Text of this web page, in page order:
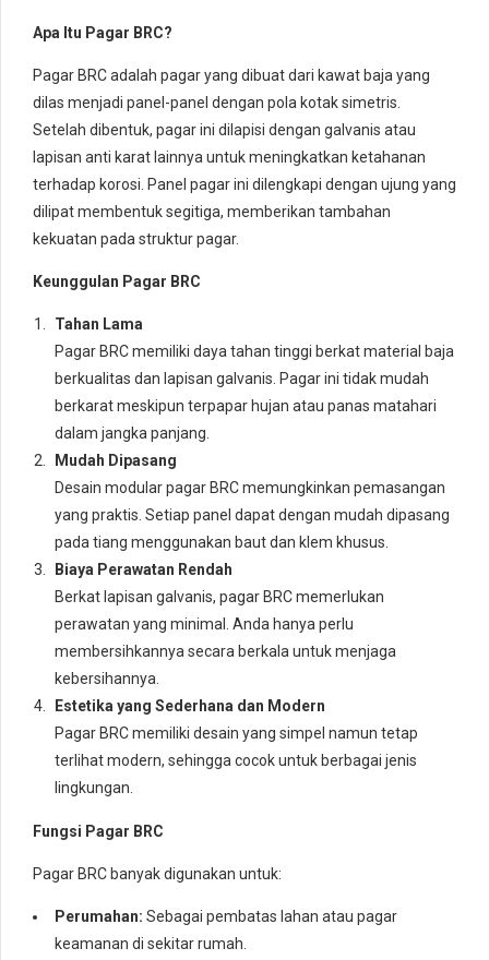
Apa Itu Pagar BRC?
Pagar BRC adalah pagar yang dibuat dari kawat baja yang
dilas menjadi panel-panel dengan pola kotak simetris.
Setelah dibentuk, pagar ini dilapisi dengan galvanis atau
lapisan anti karat lainnya untuk meningkatkan ketahanan
terhadap korosi. Panel pagar ini dilengkapi dengan ujung yang
dilipat membentuk segitiga, memberikan tambahan
kekuatan pada struktur pagar.
Keunggulan Pagar BRC
Tahan Lama
Pagar BRC memiliki daya tahan tinggi berkat material baja
berkualitas dan lapisan galvanis. Pagar ini tidak mudah
berkarat meskipun terpapar hujan atau panas matahari
dalam jangka panjang.
Mudah Dipasang
Desain modular pagar BRC memungkinkan pemasangan
yang praktis. Setiap panel dapat dengan mudah dipasang
pada tiang menggunakan baut dan klem khusus.
Biaya Perawatan Rendah
Berkat lapisan galvanis, pagar BRC memerlukan
perawatan yang minimal. Anda hanya perlu
membersihkannya secara berkala untuk menjaga
kebersihannya.
Estetika yang Sederhana dan Modern
Pagar BRC memiliki desain yang simpel namun tetap
terlihat modern, sehingga cocok untuk berbagai jenis
lingkungan.
Fungsi Pagar BRC
Pagar BRC banyak digunakan untuk:
Perumahan: Sebagai pembatas lahan atau pagar
keamanan di sekitar rumah.